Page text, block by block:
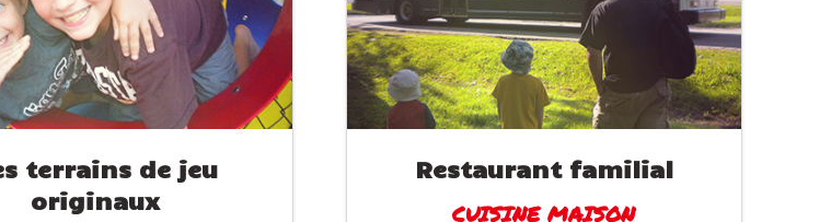
terrains de jeu
originaux
Restaurant familial
CUISINE MAISON